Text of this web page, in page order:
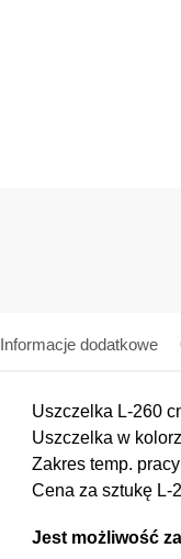
Informacje dodatkowe
Uszczelka L-260
Uszczelka w
Zakres temp.
Cena za sztukę L-
Jest możliwość